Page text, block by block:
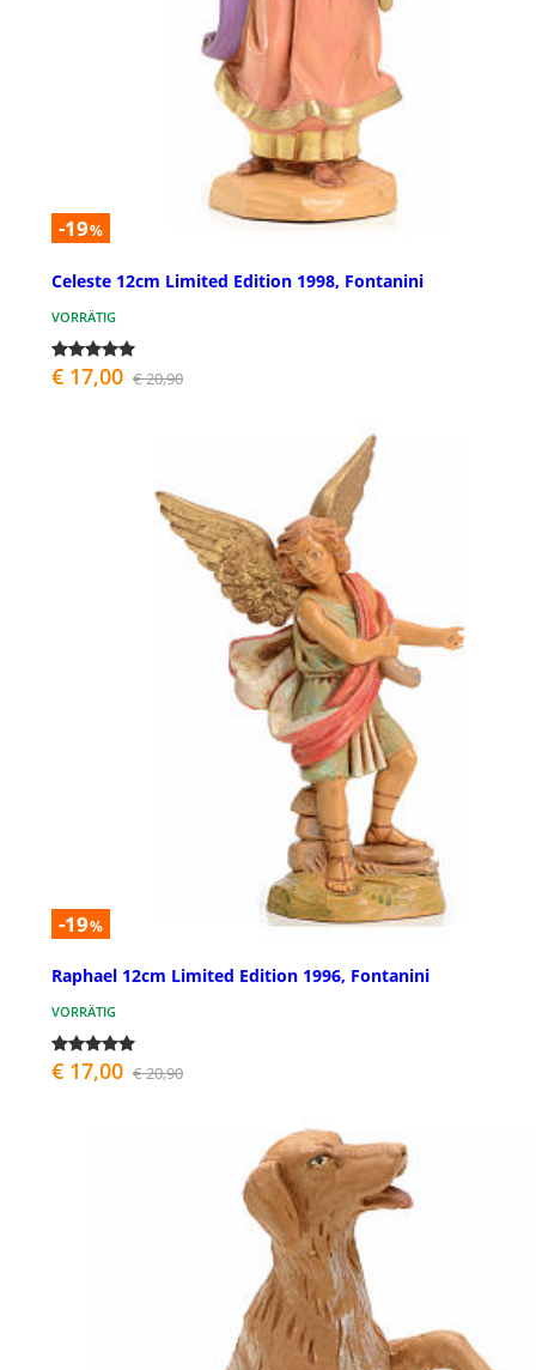
-19%
Celeste 12cm Limited Edition 1998, Fontanini
VORRÄTIG
€ 17,00 € 20,90
-19%
Raphael 12cm Limited Edition 1996, Fontanini
VORRÄTIG
€ 17,00 € 20,90